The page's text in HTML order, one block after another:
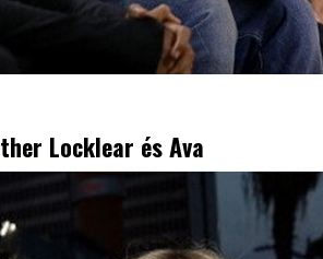
Locklear és Ava